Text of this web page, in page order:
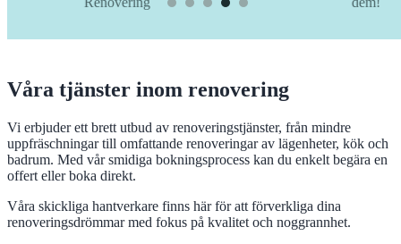
Våra tjänster inom renovering
Vi erbjuder ett brett utbud av renoveringstjänster, från mindre
uppfräschningar till omfattande renoveringar av lägenheter, kök och
badrum. Med vår smidiga bokningsprocess kan du enkelt begära en
offert eller boka direkt.
Våra skickliga hantverkare finns här för att förverkliga dina
renoveringsdrömmar med fokus på kvalitet och noggrannhet.